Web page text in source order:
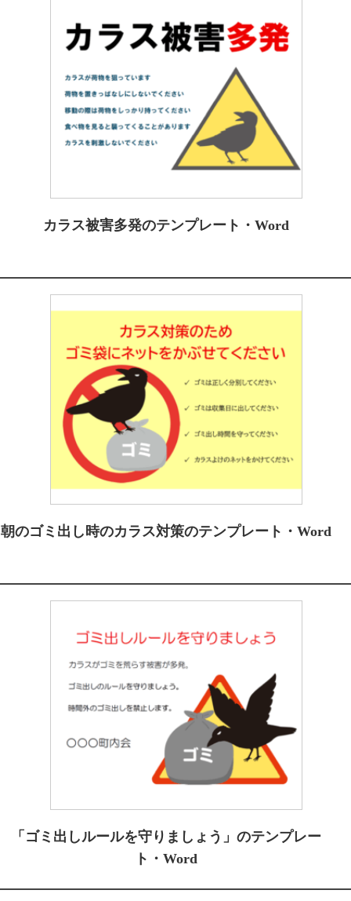
カラス被害多発のテンプレート・Word
朝のゴミ出し時のカラス対策のテンプレート・Word
「ゴミ出しルールを守りましょう」のテンプレー
ト・Word